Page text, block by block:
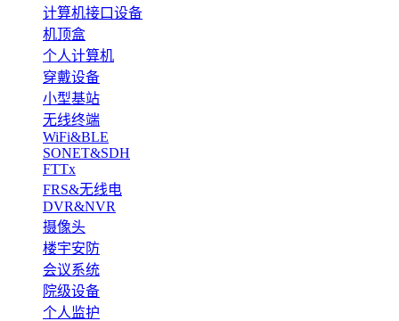
计算机接口设备
机顶盒
个人计算机
穿戴设备
小型基站
无线终端
WiFi&BLE
SONET&SDH
FTTx
FRS&无线电
DVR&NVR
摄像头
楼宇安防
会议系统
院级设备
个人监护